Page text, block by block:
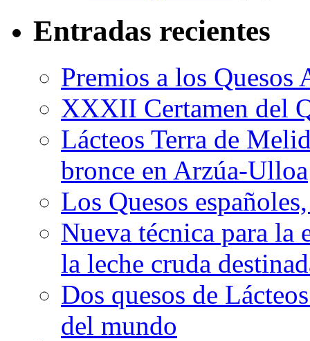
Entradas recientes
Premios a los Quesos
XXXII Certamen del
Lácteos Terra de
bronce en Arzúa-Ulloa
Los Quesos
Nueva técnica para la
la leche cruda
Dos quesos de
del mundo